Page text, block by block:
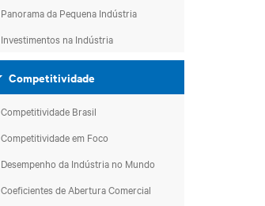
Panorama da Pequena Indústria
Investimentos na Indústria
Competitividade
Competitividade Brasil
Competitividade em Foco
Desempenho da Indústria no Mundo
Coeficientes de Abertura Comercial